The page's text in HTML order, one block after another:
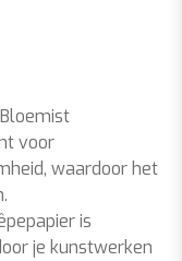
voor
waardoor het
is
je kunstwerken